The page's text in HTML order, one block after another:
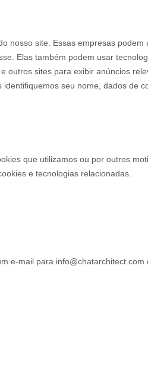
nosso site. Essas empresas
Elas também podem usar
sites para exibir anúncios
seu nome, dados de
que utilizamos ou por outros
e tecnologias relacionadas.
e-mail para info@chatarchitect.com